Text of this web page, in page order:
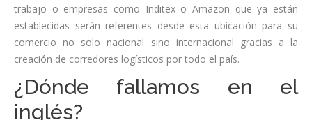
trabajo o empresas como Inditex o Amazon que ya están
establecidas serán referentes desde esta ubicación para su
comercio no solo nacional sino internacional gracias a la
creación de corredores logísticos por todo el país.
¿Dónde fallamos en el
inglés?